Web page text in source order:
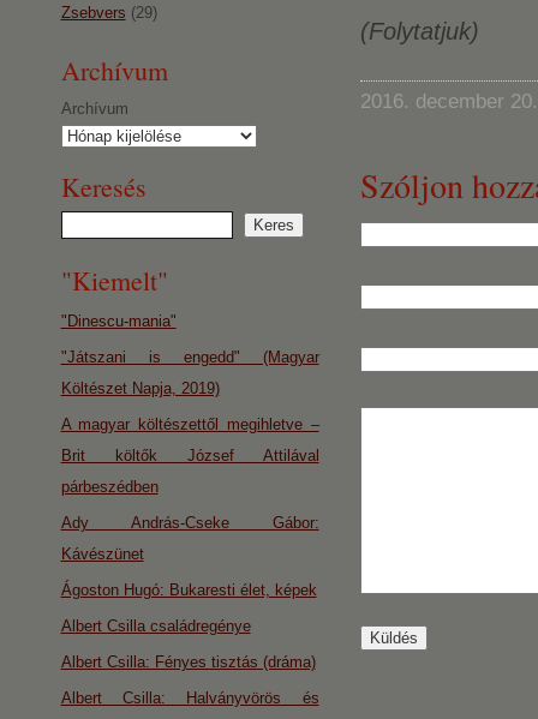
(Folytatjuk)
2016. december 20.
Szóljon
Zsebvers (29)
Archívum
Archívum
Keresés
"Kiemelt"
"Dinescu-mania"
"Játszani is engedd" (Magyar
Költészet Napja, 2019)
A magyar költészettől megihletve –
Brit költők József Attilával
párbeszédben
Ady András-Cseke Gábor:
Kávészünet
Ágoston Hugó: Bukaresti élet, képek
Albert Csilla családregénye
Albert Csilla: Fényes tisztás (dráma)
Albert Csilla: Halványvörös és